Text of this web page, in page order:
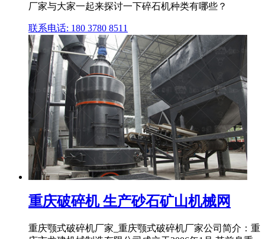
厂家与大家一起来探讨一下碎石机种类有哪些？
联系电话: 180 3780 8511
重庆破碎机 生产砂石矿山机械网
重庆颚式破碎机厂家_重庆颚式破碎机厂家公司简介：重